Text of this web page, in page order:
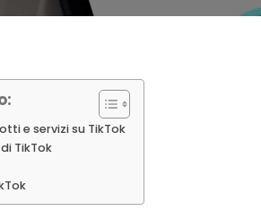
e servizi su TikTok
TikTok